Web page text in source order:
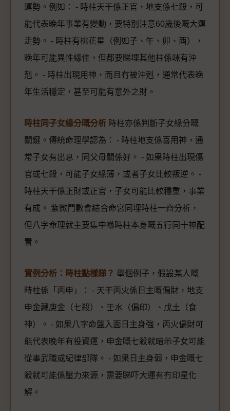
運勢。例如： - 時柱天干係正官，地支係七殺，可
能代表晚年事業有變動，要特別注意60歲後嘅大運
走勢。 - 時柱有桃花星（例如子、午、卯、酉），
晚年可能異性緣佳，但都要睇埋其他柱係咪有沖
剋。 - 時柱出現用神，而且冇被沖剋，通常代表晚
年生活穩定，甚至可能有意外之財。
時柱同子女緣分嘅分析 時柱亦係判斷子女緣分嘅
關鍵。傳統命理學認為： - 時柱地支係喜用神，通
常子女有出息，同父母關係好。 - 如果時柱出現傷
官或七殺，可能子女緣薄，或者子女比較叛逆。 -
時柱天干係正財或正官，子女可能比較穩重，事業
有成。 紫微鬥數會結合命宮同埋時柱一齊分析，
但八字命理就主要集中喺時柱本身嘅五行同十神配
置。
實例分析：時柱點樣睇？ 舉個例子，假設某人嘅
時柱係「丙申」： - 天干丙火係日主嘅偏財，地支
申金藏庚金（七殺）、壬水（偏印）、戊土（食
神）。 - 如果八字命盤入面日主身強，丙火偏財可
能代表晚年有投資運，申金嘅七殺就暗示子女可能
從事武職或紀律部隊。 - 如果日主身弱，申金嘅七
殺就可能係壓力來源，需要睇吓大運有冇印星化
解。